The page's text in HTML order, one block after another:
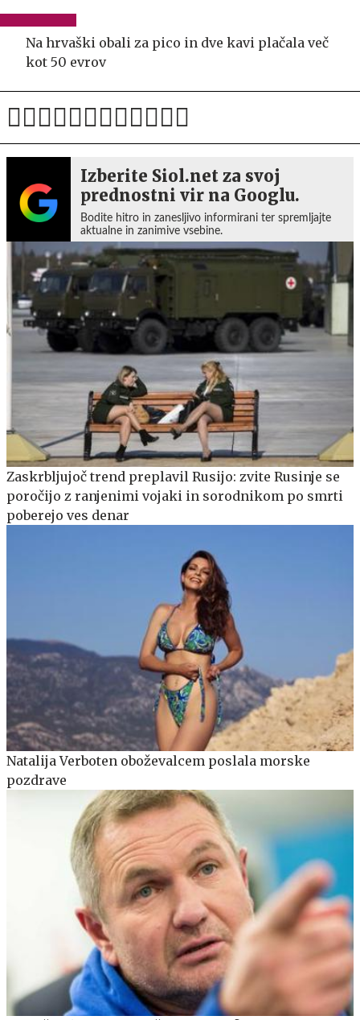
Na hrvaški obali za pico in dve kavi plačala več
kot 50 evrov
Izberite Siol.net za svoj
prednostni vir na Googlu.
Bodite hitro in zanesljivo informirani ter spremljajte
aktualne in zanimive vsebine.
Zaskrbljujoč trend preplavil Rusijo: zvite Rusinje se
poročijo z ranjenimi vojaki in sorodnikom po smrti
poberejo ves denar
Natalija Verboten oboževalcem poslala morske
pozdrave